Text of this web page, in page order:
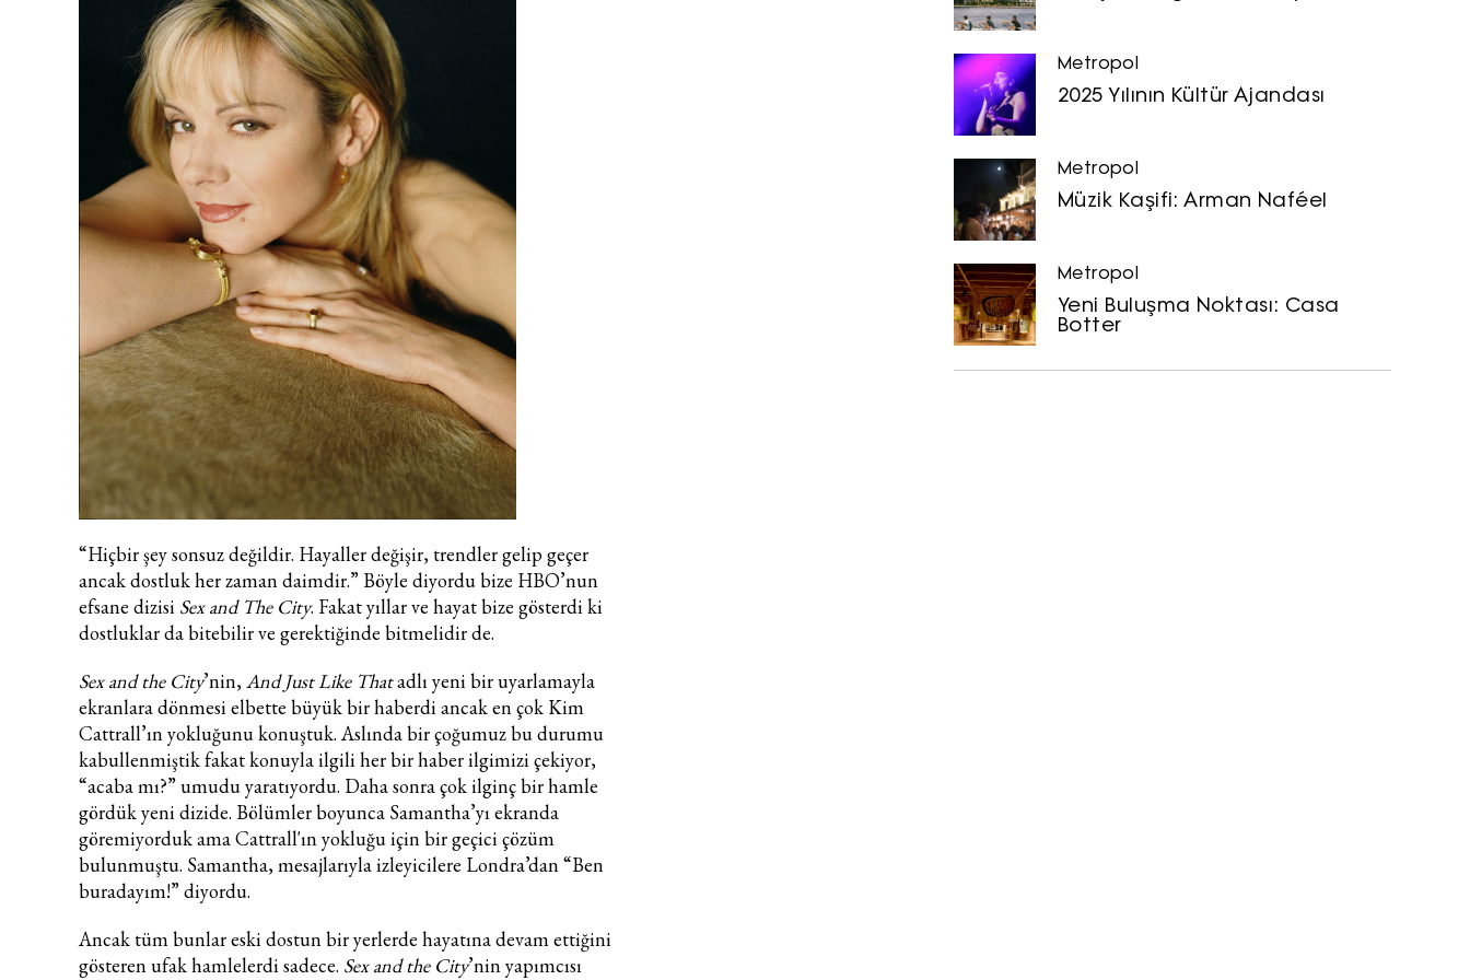
Haftalık E-Bülten
Moda dünyasında neler oluyor? Yeni fikirler, öne çıkan
koleksiyonlar, en vogue trendler, ünlülerden güzelllik sırları
ve en popüler partilerden haberdar olmak için haftalık e-
bültenimize kaydolun.
“Hiçbir şey sonsuz değildir. Hayaller değişir, trendler gelip geçer
ancak dostluk her zaman daimdir.” Böyle diyordu bize HBO’nun
efsane dizisi Sex and The City. Fakat yıllar ve hayat bize gösterdi ki
dostluklar da bitebilir ve gerektiğinde bitmelidir de.
Sex and the City’nin,And Just Like Thatadlı yeni bir uyarlamayla
ekranlara dönmesi elbette büyük bir haberdi ancak en çok Kim
Cattrall’ın yokluğunu konuştuk. Aslında bir çoğumuz bu durumu
kabullenmiştik fakat konuyla ilgili her bir haber ilgimizi çekiyor,
“acaba mı?” umudu yaratıyordu. Daha sonra çok ilginç bir hamle
gördük yeni dizide. Bölümler boyunca Samantha’yı ekranda
göremiyorduk ama Cattrall'ın yokluğu için bir geçici çözüm
bulunmuştu. Samantha, mesajlarıyla izleyicilere Londra’dan “Ben
buradayım!” diyordu.
Ancak tüm bunlar eski dostun bir yerlerde hayatına devam ettiğini
gösteren ufak hamlelerdi sadece. Sex and the City’nin yapımcısı
Metropol
2025 Yılının Kültür Ajandası
Metropol
Müzik Kaşifi: Arman Naféel
Metropol
Yeni Buluşma Noktası: Casa
Botter